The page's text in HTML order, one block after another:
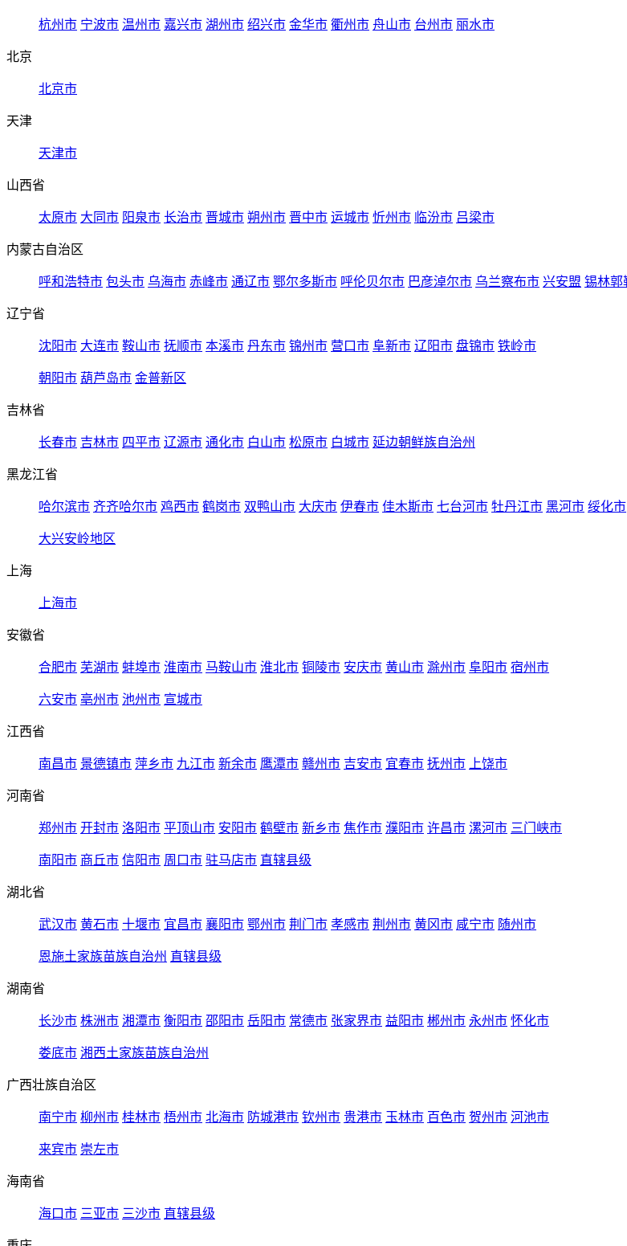
杭州市 宁波市 温州市 嘉兴市 湖州市 绍兴市 金华市 衢州市 舟山市 台州市 丽水市
北京
北京市
天津
天津市
山西省
太原市 大同市 阳泉市 长治市 晋城市 朔州市 晋中市 运城市 忻州市 临汾市 吕梁市
内蒙古自治区
呼和浩特市 包头市 乌海市 赤峰市 通辽市 鄂尔多斯市 呼伦贝尔市 巴彦淖尔市 乌兰察布市 兴安盟 锡林郭
辽宁省
沈阳市 大连市 鞍山市 抚顺市 本溪市 丹东市 锦州市 营口市 阜新市 辽阳市 盘锦市 铁岭市
朝阳市 葫芦岛市 金普新区
吉林省
长春市 吉林市 四平市 辽源市 通化市 白山市 松原市 白城市 延边朝鲜族自治州
黑龙江省
哈尔滨市 齐齐哈尔市 鸡西市 鹤岗市 双鸭山市 大庆市 伊春市 佳木斯市 七台河市 牡丹江市 黑河市 绥化市
大兴安岭地区
上海
上海市
安徽省
合肥市 芜湖市 蚌埠市 淮南市 马鞍山市 淮北市 铜陵市 安庆市 黄山市 滁州市 阜阳市 宿州市
六安市 亳州市 池州市 宣城市
江西省
南昌市 景德镇市 萍乡市 九江市 新余市 鹰潭市 赣州市 吉安市 宜春市 抚州市 上饶市
河南省
郑州市 开封市 洛阳市 平顶山市 安阳市 鹤壁市 新乡市 焦作市 濮阳市 许昌市 漯河市 三门峡市
南阳市 商丘市 信阳市 周口市 驻马店市 直辖县级
湖北省
武汉市 黄石市 十堰市 宜昌市 襄阳市 鄂州市 荆门市 孝感市 荆州市 黄冈市 咸宁市 随州市
恩施土家族苗族自治州 直辖县级
湖南省
长沙市 株洲市 湘潭市 衡阳市 邵阳市 岳阳市 常德市 张家界市 益阳市 郴州市 永州市 怀化市
娄底市 湘西土家族苗族自治州
广西壮族自治区
南宁市 柳州市 桂林市 梧州市 北海市 防城港市 钦州市 贵港市 玉林市 百色市 贺州市 河池市
来宾市 崇左市
海南省
海口市 三亚市 三沙市 直辖县级